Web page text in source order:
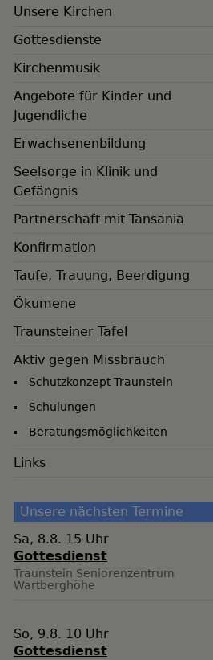
Hauptnavigation
Unsere Kirchen
Gottesdienste
Kirchenmusik
Angebote für Kinder und
Jugendliche
Erwachsenenbildung
Seelsorge in Klinik und
Gefängnis
Partnerschaft mit Tansania
Konfirmation
Taufe, Trauung, Beerdigung
Ökumene
Traunsteiner Tafel
Aktiv gegen Missbrauch
Schutzkonzept Traunstein
Schulungen
Beratungsmöglichkeiten
Links
Unsere nächsten Termine
Sa, 8.8. 15 Uhr
Gottesdienst
Traunstein Seniorenzentrum
Wartberghöhe
So, 9.8. 10 Uhr
Gottesdienst